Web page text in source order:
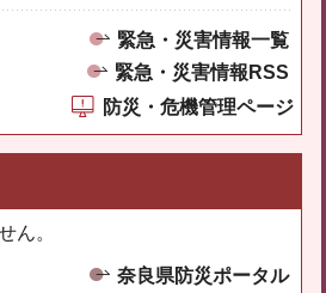
緊急・災害情報一覧
緊急・災害情報RSS
防災・危機管理ページ
ん。
奈良県防災ポータル